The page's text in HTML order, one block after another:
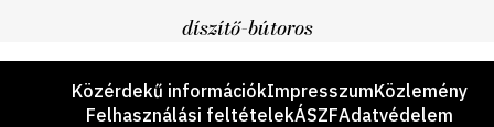
díszítő-bútoros
LáblécKözérdekű információkImpresszumKözlemény
Felhasználási feltételekÁSZFAdatvédelem